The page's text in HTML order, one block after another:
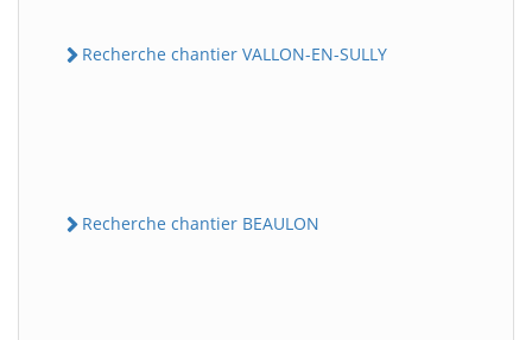
Recherche chantier VALLON-EN-SULLY
Recherche chantier BEAULON